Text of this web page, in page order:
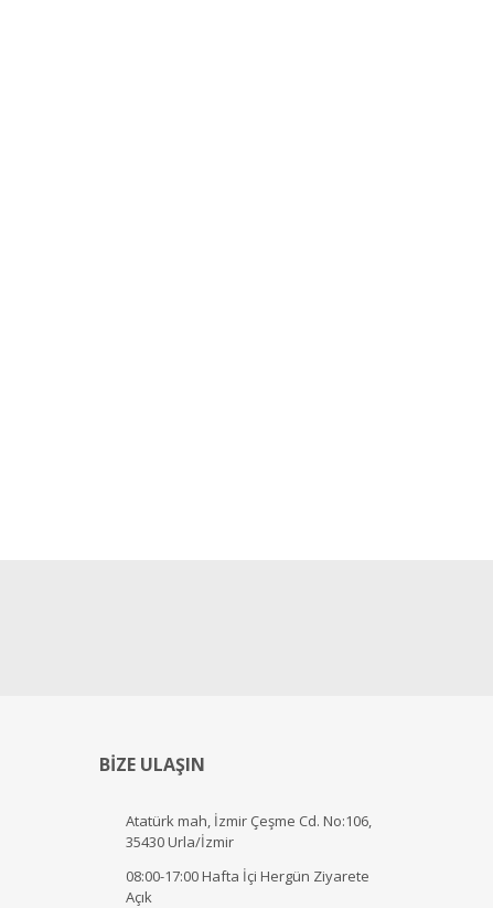
BİZE ULAŞIN
Atatürk mah, İzmir Çeşme Cd. No:106,
35430 Urla/İzmir
08:00-17:00 Hafta İçi Hergün Ziyarete
Açık